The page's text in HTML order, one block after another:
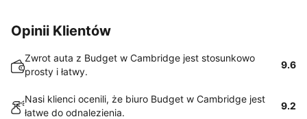
Opinii Klientów
Zwrot auta z Budget w Cambridge jest stosunkowo
prosty i łatwy.
9.6
Nasi klienci ocenili, że biuro Budget w Cambridge jest
łatwe do odnalezienia.
9.2